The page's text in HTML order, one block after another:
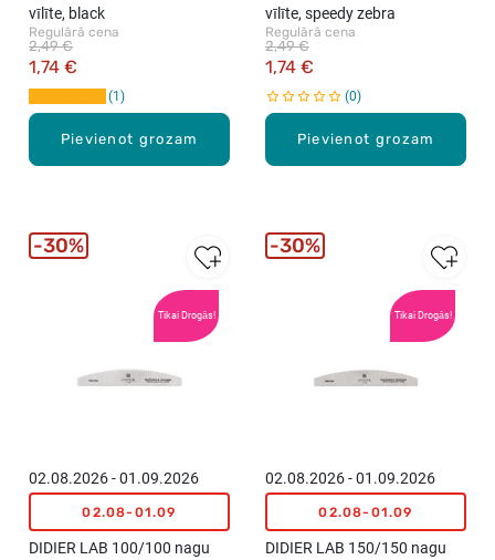
Pievienot grozam
vīlīte, black
Regulārā cena
1,74 €
2,49 €
1
Pievienot grozam
vīlīte, speedy zebra
Regulārā cena
1,74 €
2,49 €
0
Tikai Drogās!
02.08.2026 - 01.09.2026
02.08-01.09
DIDIER LAB 100/100 nagu
30%
Tikai Drogās!
02.08.2026 - 01.09.2026
02.08-01.09
DIDIER LAB 150/150 nagu
30%